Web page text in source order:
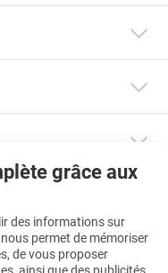
grâce aux
des informations sur
permet de mémoriser
de vous proposer
app